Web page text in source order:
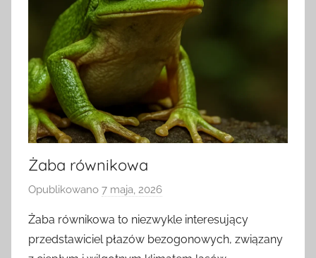
Żaba równikowa
Opublikowano 7 maja, 2026
z
e
Żaba równikowa to niezwykle interesujący
przedstawiciel płazów bezogonowych, związany